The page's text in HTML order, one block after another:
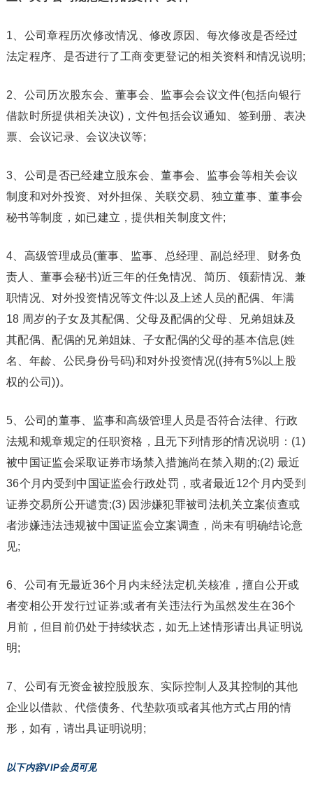
1、公司章程历次修改情况、修改原因、每次修改是否经过
法定程序、是否进行了工商变更登记的相关资料和情况说明;
2、公司历次股东会、董事会、监事会会议文件(包括向银行
借款时所提供相关决议)，文件包括会议通知、签到册、表决
票、会议记录、会议决议等;
3、公司是否已经建立股东会、董事会、监事会等相关会议
制度和对外投资、对外担保、关联交易、独立董事、董事会
秘书等制度，如已建立，提供相关制度文件;
4、高级管理成员(董事、监事、总经理、副总经理、财务负
责人、董事会秘书)近三年的任免情况、简历、领薪情况、兼
职情况、对外投资情况等文件;以及上述人员的配偶、年满
18 周岁的子女及其配偶、父母及配偶的父母、兄弟姐妹及
其配偶、配偶的兄弟姐妹、子女配偶的父母的基本信息(姓
名、年龄、公民身份号码)和对外投资情况((持有5%以上股
权的公司))。
5、公司的董事、监事和高级管理人员是否符合法律、行政
法规和规章规定的任职资格，且无下列情形的情况说明：(1)
被中国证监会采取证券市场禁入措施尚在禁入期的;(2) 最近
36个月内受到中国证监会行政处罚，或者最近12个月内受到
证券交易所公开谴责;(3) 因涉嫌犯罪被司法机关立案侦查或
者涉嫌违法违规被中国证监会立案调查，尚未有明确结论意
见;
6、公司有无最近36个月内未经法定机关核准，擅自公开或
者变相公开发行过证券;或者有关违法行为虽然发生在36个
月前，但目前仍处于持续状态，如无上述情形请出具证明说
明;
7、公司有无资金被控股股东、实际控制人及其控制的其他
企业以借款、代偿债务、代垫款项或者其他方式占用的情
形，如有，请出具证明说明;
以下内容VIP会员可见